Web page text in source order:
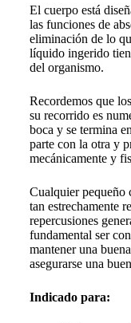
El cuerpo está
las funciones de
eliminación de lo
líquido ingerido
del organismo.
Recordemos que
su recorrido es
boca y se termina
parte con la otra y
mecánicamente y
Cualquier pequeño
tan estrechamente
repercusiones
fundamental ser
mantener una
asegurarse una
Indicado para: